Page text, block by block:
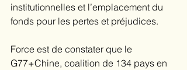
institutionnelles et l’emplacement du
fonds pour les pertes et préjudices.
Force est de constater que le
G77+Chine, coalition de 134 pays en